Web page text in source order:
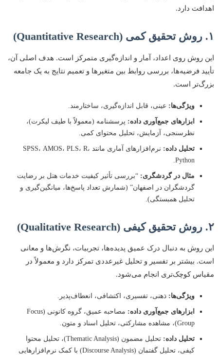
اهدافت دارد.
۱. روش تحقیق کمی (Quantitative Research)
این روش روی اعداد، آمار و اندازه‌گیری متمرکز است. هدف اصلی آن،
تأیید فرضیه‌ها، بررسی روابط بین متغیرها و تعمیم نتایج به یک جامعه
بزرگ‌تر است.
ویژگی‌ها: عینی، قابل اندازه‌گیری، ساختارمند.
ابزارهای جمع‌آوری داده: پرسشنامه (معمولاً با طیف لیکرت)،
نظرسنجی، آزمایش، تحلیل محتوای کمی.
تحلیل داده:
نرم‌افزارهای آماری مانند SPSS، AMOS، PLS، R،
Python.
مثال در گردشگری: “بررسی تأثیر کیفیت خدمات هتل بر رضایت
گردشگران در اصفهان” (شمارش تعداد پاسخ‌ها، میانگین‌گیری و
تحلیل همبستگی).
۲. روش تحقیق کیفی (Qualitative Research)
این روش به دنبال درک عمیق پدیده‌ها، تجربیات، نگرش‌ها و معانی
است. بیشتر بر تفسیر و تحلیل غیرعددی تمرکز دارد و معمولاً در
مقیاس کوچک‌تری انجام می‌شود.
ویژگی‌ها: ذهنی، تفسیری، اکتشافی، انعطاف‌پذیر.
ابزارهای جمع‌آوری داده:
مصاحبه عمیق، گروه کانونی (Focus
Group)، مشاهده مشارکتی، تحلیل اسناد و متون.
تحلیل داده:
تحلیل مضمون (Thematic Analysis)، تحلیل محتوا
کیفی، تحلیل گفتمان (Discourse Analysis) با کمک نرم‌افزارهایی